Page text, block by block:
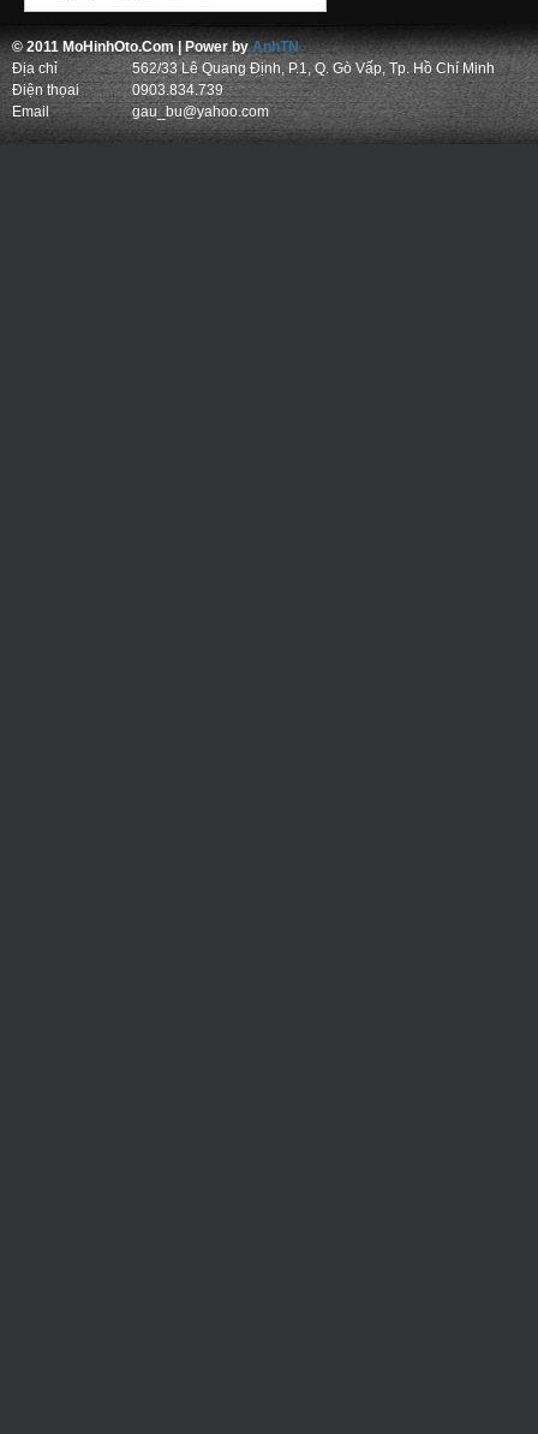
Ferrari Enzo (Đỏ)
© 2011 MoHinhOto.Com | Power byAnhTN mo hinh
Địa chỉ
562/33 Lê Quang Định, P.1, Q. Gò Vấp, Tp. Hồ Chí Minh
Điện thọai
0903.834.739
Email
gau_bu@yahoo.com